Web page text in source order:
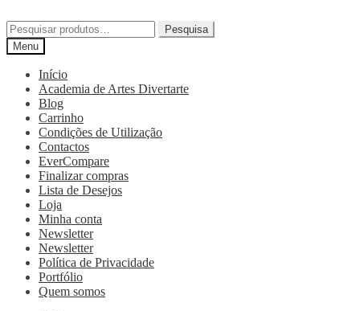
Pesquisa
Menu
Início
Academia de Artes Divertarte
Blog
Carrinho
Condições de Utilização
Contactos
EverCompare
Finalizar compras
Lista de Desejos
Loja
Minha conta
Newsletter
Newsletter
Política de Privacidade
Portfólio
Quem somos